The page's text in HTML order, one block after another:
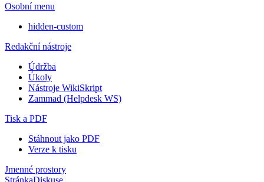
Osobní menu
hidden-custom
Redakční nástroje
Údržba
Úkoly
Nástroje WikiSkript
Zammad (Helpdesk WS)
Tisk a PDF
Stáhnout jako PDF
Verze k tisku
Jmenné prostory
StránkaDiskuse